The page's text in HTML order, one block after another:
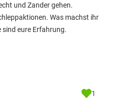
und Zander gehen.
Was machst ihr
sind eure Erfahrung.
1